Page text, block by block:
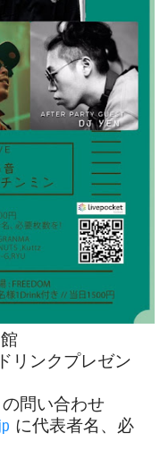
リンクプレゼン
問い合わせ
に代表者名、必